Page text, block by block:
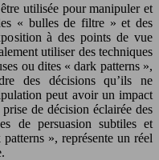
utilisée pour manipuler et
« bulles de filtre » et des
à des points de vue
utiliser des techniques
ou dites « dark patterns »,
des décisions qu’ils ne
peut avoir un impact
de décision éclairée des
de persuasion subtiles et
», représente un réel